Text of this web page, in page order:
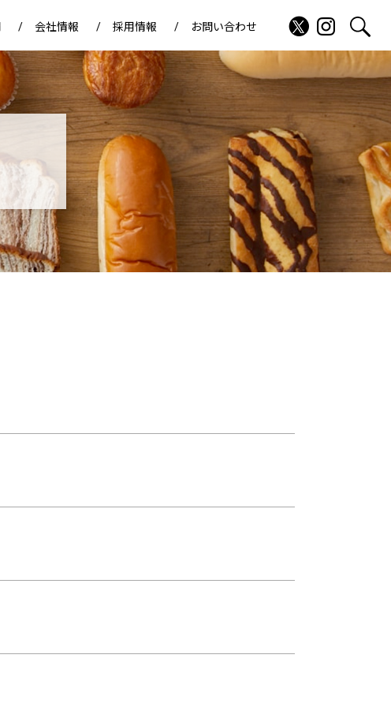
会社情報 採用情報 お問い合わせ